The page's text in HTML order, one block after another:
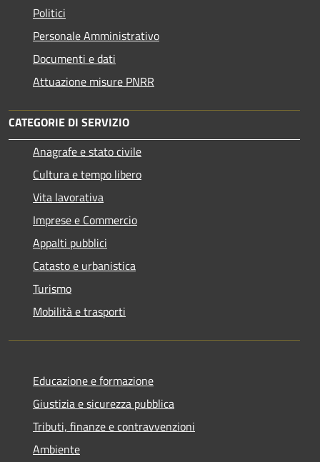
Politici
Personale Amministrativo
Documenti e dati
Attuazione misure PNRR
CATEGORIE DI SERVIZIO
Anagrafe e stato civile
Cultura e tempo libero
Vita lavorativa
Imprese e Commercio
Appalti pubblici
Catasto e urbanistica
Turismo
Mobilità e trasporti
Educazione e formazione
Giustizia e sicurezza pubblica
Tributi, finanze e contravvenzioni
Ambiente